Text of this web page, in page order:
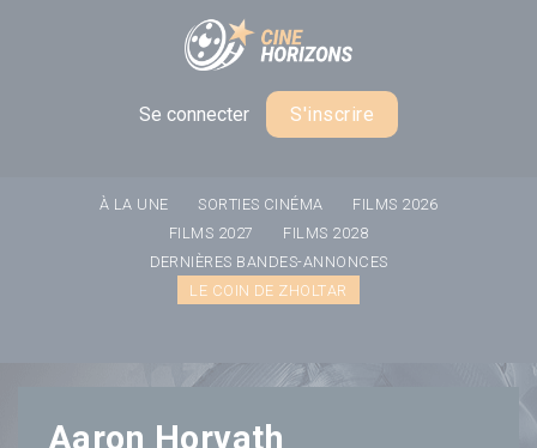
Se connecter S'inscrire
À LA UNE SORTIES CINÉMA
FILMS 2026
FILMS 2027
FILMS 2028
DERNIÈRES BANDES-ANNONCES
LE COIN DE ZHOLTAR
Aaron Horvath
Panneau de gestion des cookies